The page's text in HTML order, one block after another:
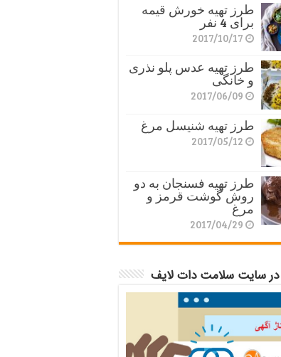
طرز تهیه خورش قیمه
برای 4 نفر
2017/10/17
طرز تهیه عدس پلو نذری
و خانگی
2017/06/09
طرز تهیه شنیسل مرغ
2017/05/12
طرز تهیه فسنجان به دو
روش گوشت قرمز و
مرغ
2017/04/29
در سایت سلامت دات لایف